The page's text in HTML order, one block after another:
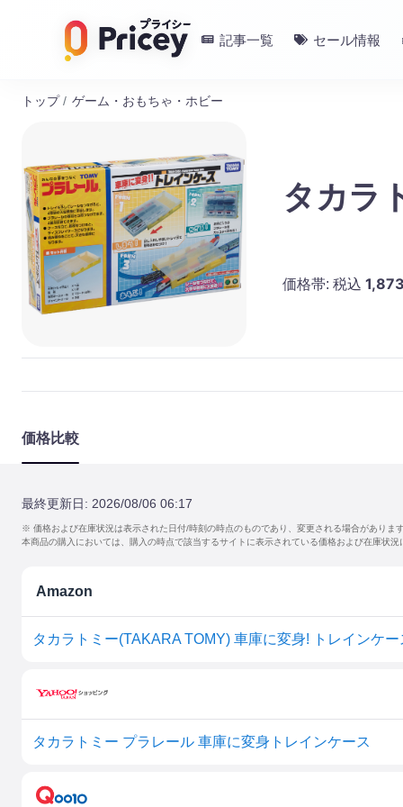
記事一覧 セール情報
トップ / ゲーム・おもちゃ・ホビー
タカラ
価格帯: 税込
価格比較
最終更新日: 2026/08/06 06:17
※ 価格および在庫状況は表示された日付/時刻の時点のものであり、変更される場合がありま
本商品の購入においては、購入の時点で該当するサイトに表示されている価格および在庫状
Amazon
タカラトミー(TAKARA TOMY) 車庫に変身! トレインケ
タカラトミー プラレール 車庫に変身トレインケース